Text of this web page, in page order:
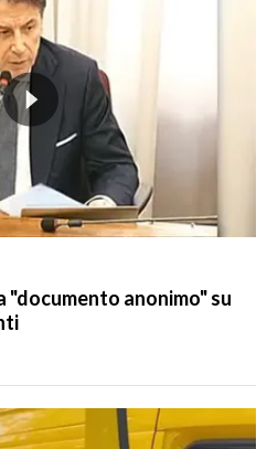
"documento anonimo" su